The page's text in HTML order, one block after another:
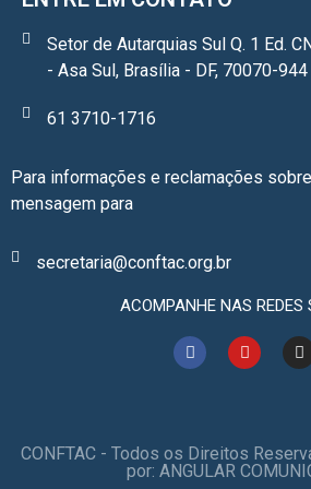
Setor de Autarquias Sul Q. 1 Ed.
- Asa Sul, Brasília - DF, 70070-944
61 3710-1716
Para informações e reclamações
mensagem para
secretaria@conftac.org.br
ACOMPANHE NAS REDES
CONFTAC - Todos os Direitos
por: ANGULAR